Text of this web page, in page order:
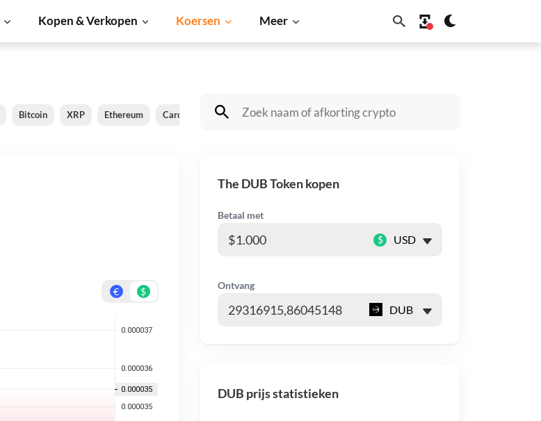
Kopen & Verkopen Koersen Meer
Bitcoin XRP Ethereum Cardano Shiba Inu Dogecoin Solana BNB
€ $
The DUB Token kopen
Betaal met
$
Ontvang
DUB prijs statistieken